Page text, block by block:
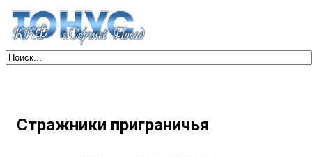
Стражники приграничья